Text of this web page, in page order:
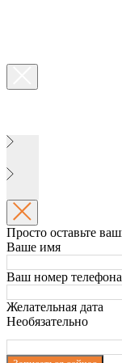
Просто оставьте
Ваше имя
Ваш номер телефона
Желательная дата
Необязательно